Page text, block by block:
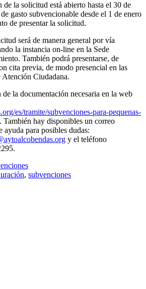
de la solicitud está abierto hasta el 30 de
gasto subvencionable desde el 1 de enero
de presentar la solicitud.
será de manera general por vía
la instancia on-line en la Sede
También podrá presentarse, de
cita previa, de modo presencial en las
Ciudadana.
la documentación necesaria en la web
es/tramite/subvenciones-para-pequenas-
. También hay disponibles un correo
para posibles dudas:
y el teléfono
, subvenciones